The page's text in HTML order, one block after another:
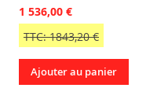
1 536,00 €
TTC: 1843,20 €
Ajouter au panier